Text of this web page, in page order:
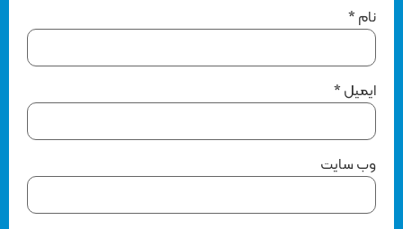
*
ایمیل*
وب‌ سایت